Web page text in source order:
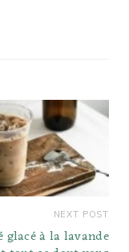
NEXT POST
glacé à la lavande